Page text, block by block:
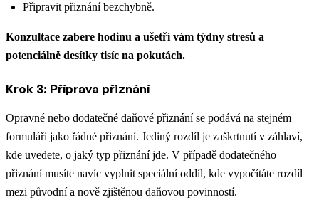
Připravit přiznání bezchybně.
Konzultace zabere hodinu a ušetří vám týdny stresů a
potenciálně desítky tisíc na pokutách.
Krok 3: Příprava přiznání
Opravné nebo dodatečné daňové přiznání se podává na stejném
formuláři jako řádné přiznání. Jediný rozdíl je zaškrtnutí v záhlaví,
kde uvedete, o jaký typ přiznání jde. V případě dodatečného
přiznání musíte navíc vyplnit speciální oddíl, kde vypočítáte rozdíl
mezi původní a nově zjištěnou daňovou povinností.